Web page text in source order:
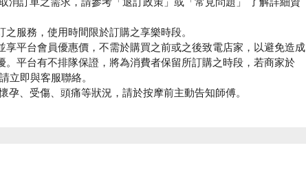
可以體驗邊按摩邊被貓咪寵幸！🐱
之服務，使用時間限於訂購之享樂時段。
享平台會員優惠價，不需於購買之前或之後致電店家，以避免造成
。平台有不排隊保證，將為消費者保留所訂購之時段，若商家於
立即與客服聯絡。
孕、受傷、頭痛等狀況，請於按摩前主動告知師傅。